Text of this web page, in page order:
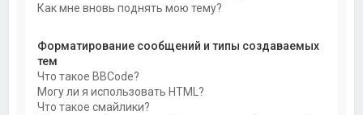
Как мне вновь поднять мою тему?
Форматирование сообщений и типы создаваемых
тем
Что такое BBCode?
Могу ли я использовать HTML?
Что такое смайлики?